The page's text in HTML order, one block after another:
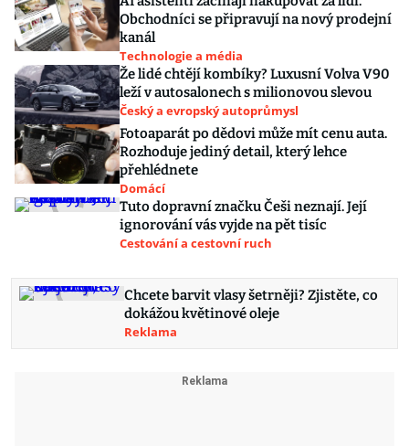
Obchodníci se připravují na nový prodejní
kanál
Technologie a média
Že lidé chtějí kombíky? Luxusní Volva V90
leží v autosalonech s milionovou slevou
Český a evropský autoprůmysl
Fotoaparát po dědovi může mít cenu auta.
Rozhoduje jediný detail, který lehce
přehlédnete
Domácí
Tuto dopravní značku Češi neznají. Její
ignorování vás vyjde na pět tisíc
Cestování a cestovní ruch
Chcete barvit vlasy šetrněji? Zjistěte, co
dokážou květinové oleje
Reklama